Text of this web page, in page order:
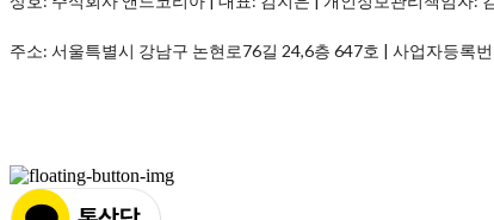
주소: 서울특별시 강남구 논현로76길 24,6층 647호 | 사업자등록